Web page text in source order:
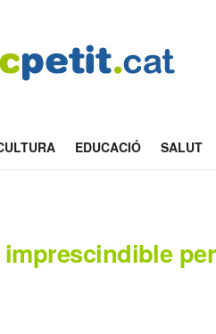
EDUCACIÓ SALUT